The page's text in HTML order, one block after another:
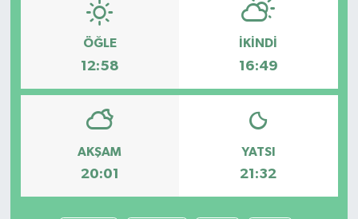
ÖĞLE
12:58
İKINDI
16:49
AKŞAM
20:01
YATSI
21:32